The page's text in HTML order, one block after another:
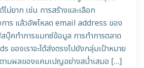
ไม่ยาก เช่น การสร้างและเลือก
าร แล้วอัพโหลด email address ของ
บุ๊คทำการแมทซ์ข้อมูล การทำการตลาด
ของเราจะได้ส่งตรงไปยังกลุ่มเป้าหมาย
ามผลของแคมเปญอย่างสม่ำเสมอ […]